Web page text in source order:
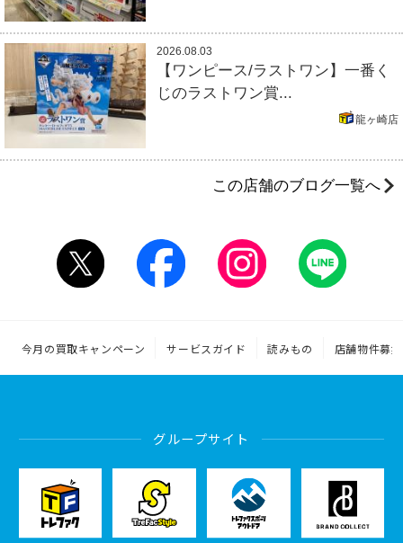
2026.08.03
【ワンピース/ラストワン】一番く
じのラストワン賞...
龍ヶ崎店
この店舗のブログ一覧へ
今月の買取キャンペーン サービスガイド 読みもの 店舗物件募集
グループサイト